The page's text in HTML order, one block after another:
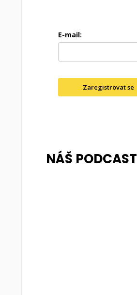
E-mail:
Zaregistrovat se
NÁŠ PODCAST